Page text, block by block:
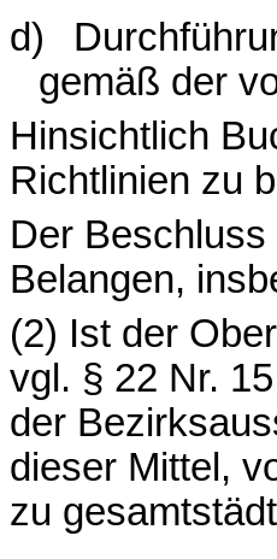
d)
gemäß der
Hinsichtlich
Richtlinien zu
Der
Belangen,
(2) Ist der
vgl. § 22 Nr.
der
dieser Mittel,
zu